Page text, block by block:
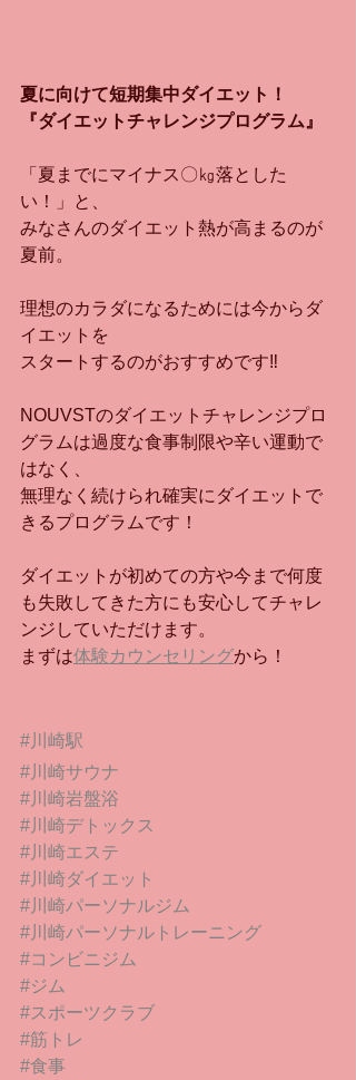
夏に向けて短期集中ダイエット！
『ダイエットチャレンジプログラム』
「夏までにマイナス〇㎏落とした
い！」と、
みなさんのダイエット熱が高まるのが
夏前。
理想のカラダになるためには今からダ
イエットを
スタートするのがおすすめです‼
NOUVSTのダイエットチャレンジプロ
グラムは過度な食事制限や辛い運動で
はなく、
無理なく続けられ確実にダイエットで
きるプログラムです！
ダイエットが初めての方や今まで何度
も失敗してきた方にも安心してチャレ
ンジしていただけます。
まずは体験カウンセリングから！
#川崎駅
#川崎サウナ
#川崎岩盤浴
#川崎デトックス
#川崎エステ
#川崎ダイエット
#川崎パーソナルジム
#川崎パーソナルトレーニング
#コンビニジム
#ジム
#スポーツクラブ
#筋トレ
#食事